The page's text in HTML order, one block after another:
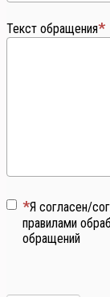
Текст обращения
Я согласен/
правилами
обращений